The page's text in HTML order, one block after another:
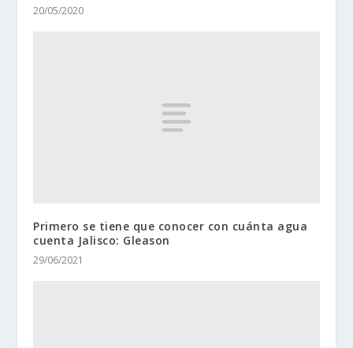
20/05/2020
Primero se tiene que conocer con cuánta agua
cuenta Jalisco: Gleason
29/06/2021